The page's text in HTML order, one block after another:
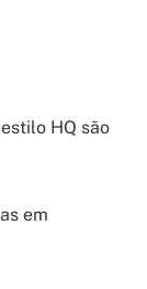
HQ são
em